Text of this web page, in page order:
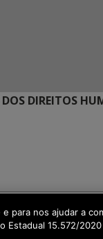
DOS DIREITOS
Digital
para nos ajudar a
Estadual 15.572/